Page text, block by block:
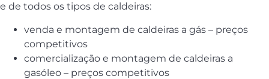
e de todos os tipos de caldeiras:
venda e montagem de caldeiras a gás – preços
competitivos
comercialização e montagem de caldeiras a
gasóleo – preços competitivos